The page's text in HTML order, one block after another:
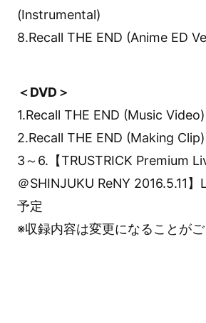
(Instrumental)
8.Recall THE END (Anime ED
＜DVD＞
1.Recall THE END (Music Video)
2.Recall THE END (Making Clip)
3～6.【TRUSTRICK Premium
＠SHINJUKU ReNY 2016.5.11
予定
※収録内容は変更になることがご